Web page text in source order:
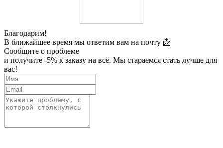
Благодарим!
В ближайшее время мы ответим вам на почту 📩
Сообщите о проблеме
и получите -5% к заказу на всё. Мы стараемся стать лучше для
вас!